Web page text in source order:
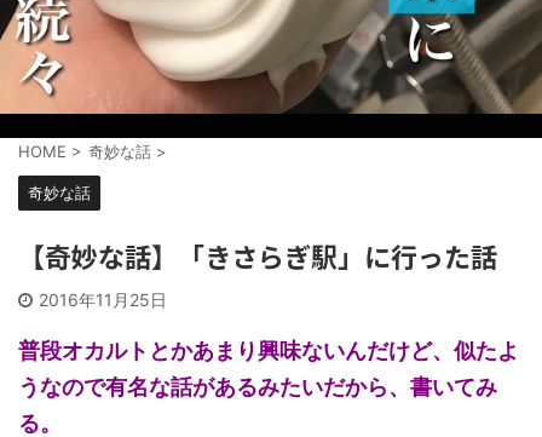
HOME > 奇妙な話 >
奇妙な話
【奇妙な話】「きさらぎ駅」に行った話
2016年11月25日
普段オカルトとかあまり興味ないんだけど、似たよ
うなので有名な話があるみたいだから、書いてみ
る。